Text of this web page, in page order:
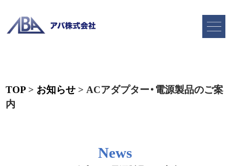
TOP > お知らせ > ACアダプター・電源製品のご案
内
News